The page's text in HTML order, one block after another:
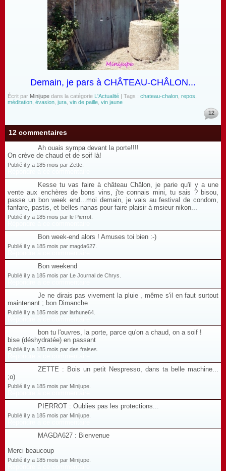
Demain, je pars à CHÂTEAU-CHÂLON...
Écrit par Minijupe dans la catégorie L'Actualité | Tags : chateau-chalon repos
méditation évasion jura vin de paille vin jaune
12
12 commentaires
Ah ouais sympa devant la porte!!!!
On crève de chaud et de soif là!
Publié il y a 185 mois par Zette.
Kesse tu vas faire à château Châlon, je parie qu'il y a une
vente aux enchères de bons vins, j'te connais mini, tu sais ? bisou,
passe un bon week end...moi demain, je vais au festival de condom,
fanfare, pastis, et belles nanas pour faire plaisir à msieur nikon...
Publié il y a 185 mois par le Pierrot.
Bon week-end alors ! Amuses toi bien :-)
Publié il y a 185 mois par magda627.
Bon weekend
Publié il y a 185 mois par Le Journal de Chrys.
Je ne dirais pas vivement la pluie , même s'il en faut surtout
maintenant ; bon Dimanche
Publié il y a 185 mois par larhune64.
bon tu l'ouvres, la porte, parce qu'on a chaud, on a soif !
bise (déshydratée) en passant
Publié il y a 185 mois par des fraises.
ZETTE : Bois un petit Nespresso, dans ta belle machine...
;o)
Publié il y a 185 mois par Minijupe.
PIERROT : Oublies pas les protections...
Publié il y a 185 mois par Minijupe.
MAGDA627 : Bienvenue
Merci beaucoup
Publié il y a 185 mois par Minijupe.